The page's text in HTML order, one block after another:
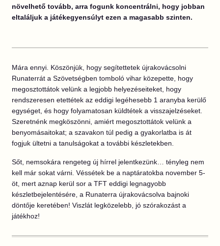
növelhető tovább, arra fogunk koncentrálni, hogy jobban
eltaláljuk a játékegyensúlyt ezen a magasabb szinten.
Mára ennyi. Köszönjük, hogy segítettetek újrakovácsolni
Runaterrát a Szövetségben tomboló vihar közepette, hogy
megosztottátok velünk a legjobb helyezéseiteket, hogy
rendszeresen etettétek az eddigi legéhesebb 1 aranyba kerülő
egységet, és hogy folyamatosan küldtétek a visszajelzéseket.
Szeretnénk megköszönni, amiért megosztottátok velünk a
benyomásaitokat; a szavakon túl pedig a gyakorlatba is át
fogjuk ültetni a tanulságokat a további készletekben.
Sőt, nemsokára rengeteg új hírrel jelentkezünk… tényleg nem
kell már sokat várni. Véssétek be a naptáratokba november 5-
öt, mert aznap kerül sor a TFT eddigi legnagyobb
készletbejelentésére, a Runaterra újrakovácsolva bajnoki
döntője keretében! Viszlát legközelebb, jó szórakozást a
játékhoz!